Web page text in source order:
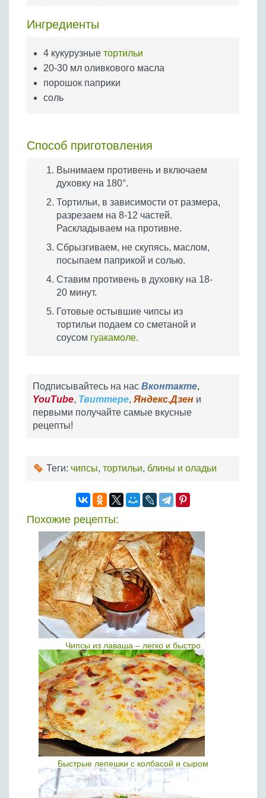
Яйца
Ингредиенты
4 кукурузные тортильи
20-30 мл оливкового масла
порошок паприки
соль
Способ приготовления
Вынимаем противень и включаем
духовку на 180°.
Тортильи, в зависимости от размера,
разрезаем на 8-12 частей.
Раскладываем на противне.
Сбрызгиваем, не скупясь, маслом,
посыпаем паприкой и солью.
Ставим противень в духовку на 18-
20 минут.
Готовые остывшие чипсы из
тортильи подаем со сметаной и
соусом гуакамоле.
Подписывайтесь на нас Вконтакте,
YouTube, Твиттере, Яндекс.Дзен и
первыми получайте самые вкусные
рецепты!
Теги: чипсы, тортильи, блины и оладьи
Похожие рецепты:
Чипсы из лаваша – легко и быстро
Быстрые лепешки с колбасой и сыром